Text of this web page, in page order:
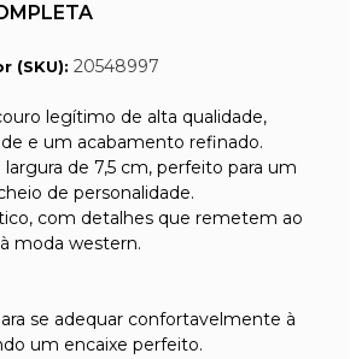
(SKU): 20548997
legítimo de alta qualidade,
e um acabamento refinado.
de 7,5 cm, perfeito para um
de personalidade.
com detalhes que remetem ao
moda western.
se adequar confortavelmente à
um encaixe perfeito.